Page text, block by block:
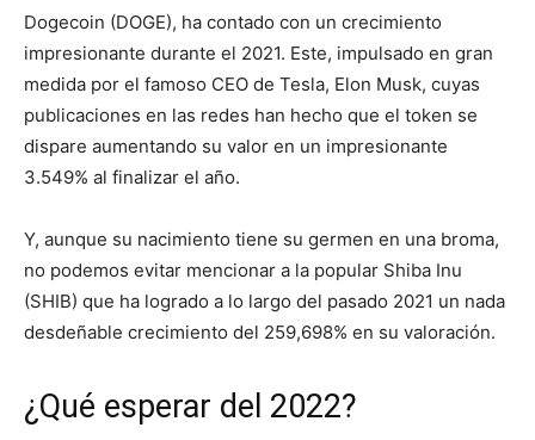
Dogecoin (DOGE), ha contado con un crecimiento
impresionante durante el 2021. Este, impulsado en gran
medida por el famoso CEO de Tesla, Elon Musk, cuyas
publicaciones en las redes han hecho que el token se
dispare aumentando su valor en un impresionante
3.549% al finalizar el año.
Y, aunque su nacimiento tiene su germen en una broma,
no podemos evitar mencionar a la popular Shiba Inu
(SHIB) que ha logrado a lo largo del pasado 2021 un nada
desdeñable crecimiento del 259,698% en su valoración.
¿Qué esperar del 2022?